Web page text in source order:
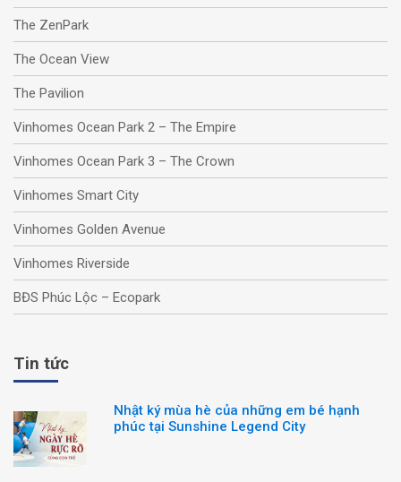
The ZenPark
The Ocean View
The Pavilion
Vinhomes Ocean Park 2 – The Empire
Vinhomes Ocean Park 3 – The Crown
Vinhomes Smart City
Vinhomes Golden Avenue
Vinhomes Riverside
BĐS Phúc Lộc – Ecopark
Tin tức
Nhật ký mùa hè của những em bé hạnh
phúc tại Sunshine Legend City